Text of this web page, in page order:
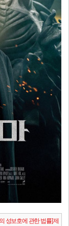
성보호에 관한 법률] 제